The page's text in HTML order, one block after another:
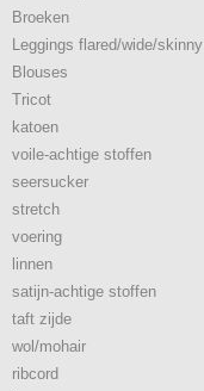
Broeken
Leggings flared/wide/skinny
Blouses
Tricot
katoen
voile-achtige stoffen
seersucker
stretch
voering
linnen
satijn-achtige stoffen
taft zijde
wol/mohair
ribcord